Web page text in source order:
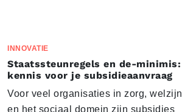
INNOVATIE
Staatssteunregels en de-minimis:
kennis voor je subsidieaanvraag
Voor veel organisaties in zorg, welzijn
en het sociaal domein zijn subsidies